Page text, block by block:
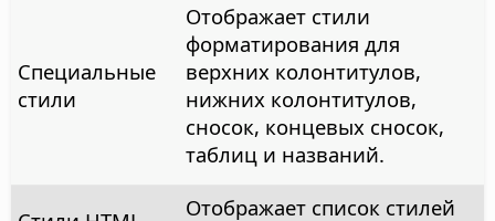
Специальные
стили
Отображает стили
форматирования для
верхних колонтитулов,
нижних колонтитулов,
сносок, концевых сносок,
таблиц и названий.
Отображает список стилей